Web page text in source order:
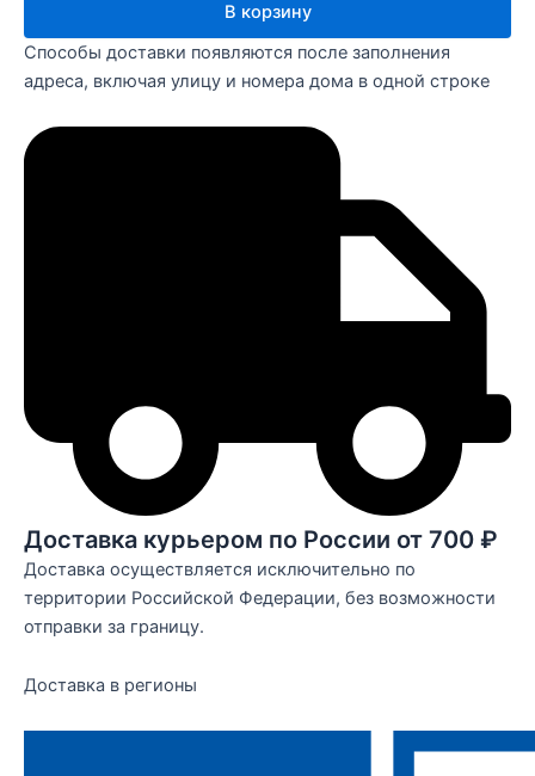
В корзину
Способы доставки появляются после заполнения
адреса, включая улицу и номера дома в одной строке
Доставка курьером по России от 700 ₽
Доставка осуществляется исключительно по
территории Российской Федерации, без возможности
отправки за границу.
Доставка в регионы